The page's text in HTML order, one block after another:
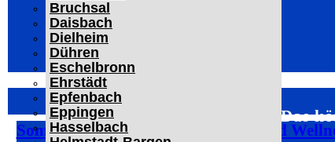
Bruchsal
Daisbach
Dielheim
Dühren
Eschelbronn
Ehrstädt
Epfenbach
Eppingen
Hasselbach
Das
Sommer bei Pfitzenmeier: Fitness und